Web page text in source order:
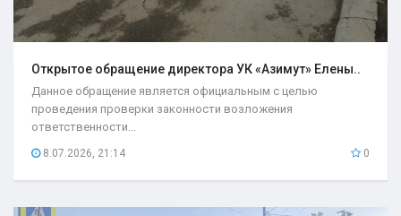
Открытое обращение директора УК «Азимут» Елены..
Данное обращение является официальным с целью
проведения проверки законности возложения
ответственности...
8.07.2026, 21:14 0